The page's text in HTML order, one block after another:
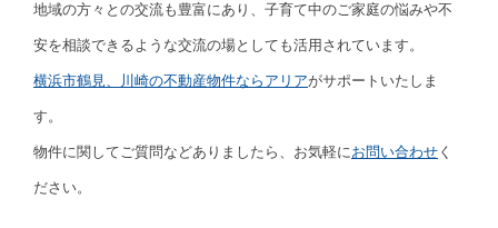
地域の方々との交流も豊富にあり、子育て中のご家庭の悩みや不
安を相談できるような交流の場としても活用されています。
横浜市鶴見、川崎の不動産物件ならアリアがサポートいたしま
す。
物件に関してご質問などありましたら、お気軽にお問い合わせ く
ださい。